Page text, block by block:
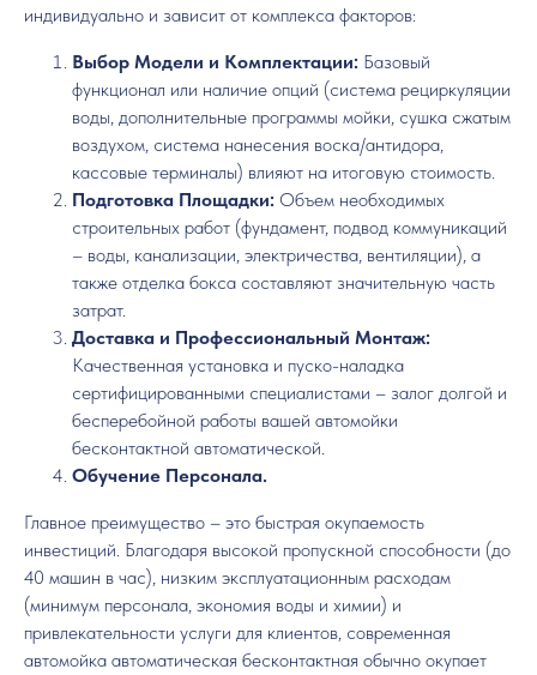
индивидуально и зависит от комплекса факторов:
Выбор Модели и Комплектации: Базовый
функционал или наличие опций (система рециркуляции
воды, дополнительные программы мойки, сушка сжатым
воздухом, система нанесения воска/антидора,
кассовые терминалы) влияют на итоговую стоимость.
Подготовка Площадки: Объем необходимых
строительных работ (фундамент, подвод коммуникаций
– воды, канализации, электричества, вентиляции), а
также отделка бокса составляют значительную часть
затрат.
Доставка и Профессиональный Монтаж:
Качественная установка и пуско-наладка
сертифицированными специалистами – залог долгой и
бесперебойной работы вашей автомойки
бесконтактной автоматической.
Обучение Персонала.
Главное преимущество – это быстрая окупаемость
инвестиций. Благодаря высокой пропускной способности (до
40 машин в час), низким эксплуатационным расходам
(минимум персонала, экономия воды и химии) и
привлекательности услуги для клиентов, современная
автомойка автоматическая бесконтактная обычно окупает